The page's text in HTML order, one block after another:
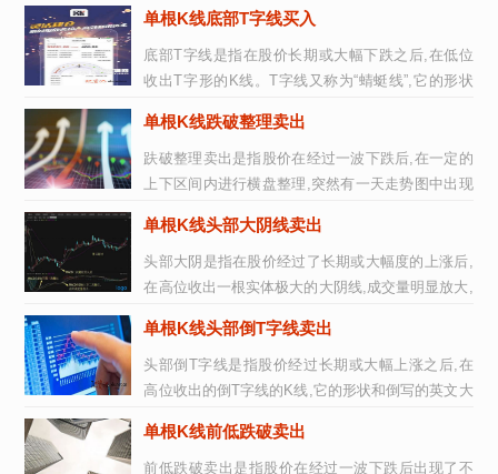
单根K线底部T字线买入
底部T字线是指在股价长期或大幅下跌之后,在低位
收出T字形的K线。T字线又称为“蜻蜓线”,它的形状
单根K线跌破整理卖出
趺破整理卖出是指股价在经过一波下跌后,在一定的
上下区间内进行横盘整理,突然有一天走势图中出现
单根K线头部大阴线卖出
头部大阴是指在股价经过了长期或大幅度的上涨后,
在高位收出一根实体极大的大阴线,成交量明显放大,
单根K线头部倒T字线卖出
头部倒T字线是指股价经过长期或大幅上涨之后,在
高位收出的倒T字线的K线,它的形状和倒写的英文大
单根K线前低跌破卖出
前低跌破卖出是指股价在经过一波下跌后出现了不